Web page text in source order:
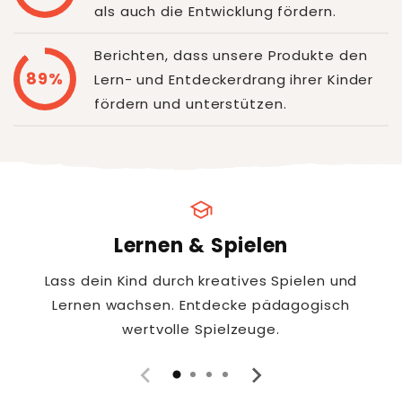
als auch die Entwicklung fördern.
89%
Berichten, dass unsere Produkte den
Lern- und Entdeckerdrang ihrer Kinder
fördern und unterstützen.
school
Lernen & Spielen
Lass dein Kind durch kreatives Spielen und
Lernen wachsen. Entdecke pädagogisch
wertvolle Spielzeuge.